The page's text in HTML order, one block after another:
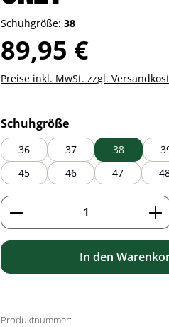
Schuhgröße: 38
Regulärer Preis:
89,95 €
Preise inkl. MwSt. zzgl.
Schuhgrößeauswählen
36 37 38
45
46 47
Produkt Anzahl: Gib
In den
Produktnummer: